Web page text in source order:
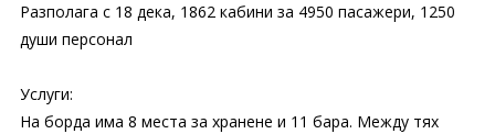
Разполага с 18 дека, 1862 кабини за 4950 пасажери, 1250
души персонал
Услуги:
На борда има 8 места за хранене и 11 бара. Между тях